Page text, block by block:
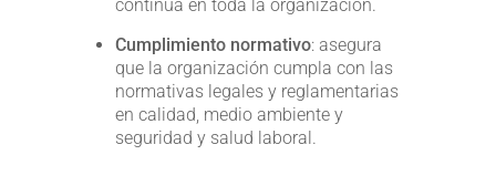
continua en toda la organización.
Cumplimiento normativo: asegura
que la organización cumpla con las
normativas legales y reglamentarias
en calidad, medio ambiente y
seguridad y salud laboral.